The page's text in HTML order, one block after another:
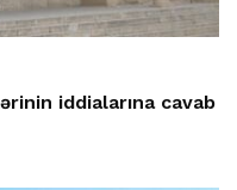
iddialarına cavab